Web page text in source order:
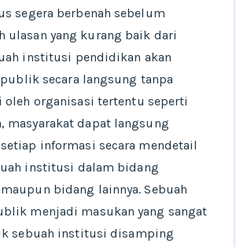
segera berbenah sebelum
ulasan yang kurang baik dari
institusi pendidikan akan
secara langsung tanpa
organisasi tertentu seperti
masyarakat dapat langsung
informasi secara mendetail
institusi dalam bidang
bidang lainnya. Sebuah
menjadi masukan yang sangat
sebuah institusi disamping